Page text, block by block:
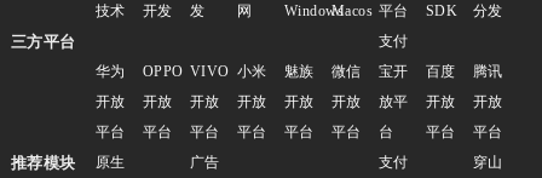
技术
开发
发
网
WindowsMacos 平台
SDK
分发
三方平台
华为
开放
平台
OPPO
开放
平台
VIVO
开放
平台
小米
开放
平台
魅族
开放
平台
微信
开放
平台
支付
宝开
放平
台
百度
开放
平台
腾讯
开放
平台
推荐模块
原生
广告
支付
穿山